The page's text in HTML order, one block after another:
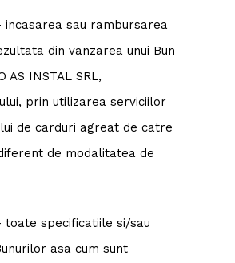
incasarea sau rambursarea
din vanzarea unui Bun
AS INSTAL SRL,
prin utilizarea serviciilor
de carduri agreat de catre
de modalitatea de
toate specificatiile si/sau
asa cum sunt